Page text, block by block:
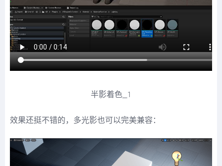
半影着色_1
效果还挺不错的，多光影也可以完美兼容：